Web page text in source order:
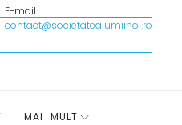
E-mail
contact@societatealumiinoi.ro
MAI MULT